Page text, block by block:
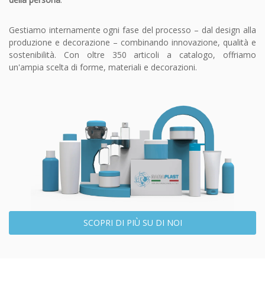
Gestiamo internamente ogni fase del processo – dal design alla
produzione e decorazione – combinando innovazione, qualità e
sostenibilità. Con oltre 350 articoli a catalogo, offriamo
un'ampia scelta di forme, materiali e decorazioni.
SCOPRI DI PIÙ SU DI NOI